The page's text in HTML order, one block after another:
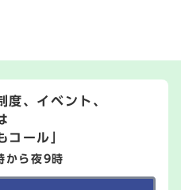
度、イベント、
コール」
ら夜9時